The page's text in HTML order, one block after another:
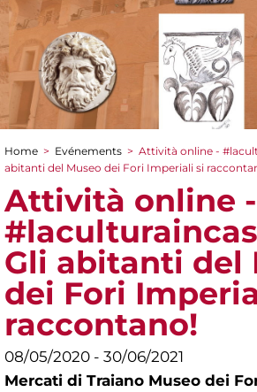
You are here
Home > Evénements > Attività online -
abitanti del Museo dei Fori Imperiali si
Attività online -
Gli abitanti del
dei Fori
raccontano!
08/05/2020 - 30/06/2021
Mercati di Traiano Museo dei